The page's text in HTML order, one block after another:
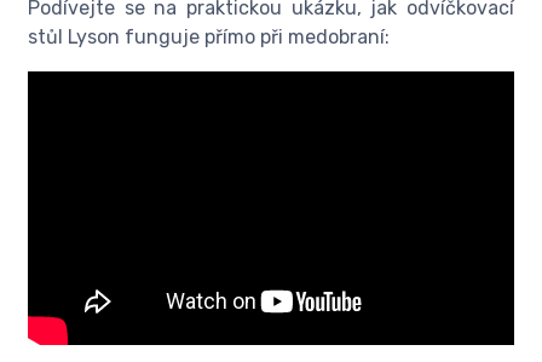
Podívejte se na praktickou ukázku, jak odvíčkovací
stůl Lyson funguje přímo při medobraní: